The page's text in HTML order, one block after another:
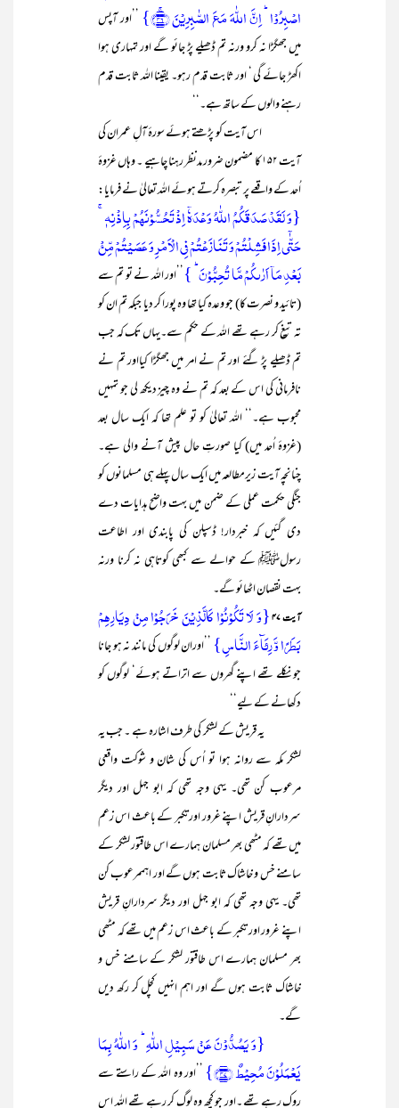
اصۡبِرُوۡا ؕ اِنَّ اللّٰہَ مَعَ الصّٰبِرِیۡنَ ﴿ۚ۴۶﴾}
’’اور آپس
میں جھگڑا نہ کرو ورنہ تم ڈھیلے پڑ جائو گے اور تمہاری ہوا
اکھڑ جائے گی ‘ اور ثابت قدم رہو۔ یقینا اللہ ثابت قدم
رہنے والوں کے ساتھ ہے۔‘‘
اس آیت کو پڑھتے ہوئے سورۂ آلِ عمران کی
آیت ۱۵۲ کا مضمون ضرور مدنظر رہنا چاہیے ۔ وہاں غزوۂ
اُحد کے واقعے پر تبصرہ کرتے ہوئے اللہ تعالیٰ نے فرمایا:
{وَ لَقَدۡ صَدَقَکُمُ اللّٰہُ وَعۡدَہٗۤ اِذۡ تَحُسُّوۡنَہُمۡ بِاِذۡنِہٖ ۚ
حَتّٰۤی اِذَا فَشِلۡتُمۡ وَ تَنَازَعۡتُمۡ فِی الۡاَمۡرِ وَ عَصَیۡتُمۡ مِّنۡۢ
بَعۡدِ مَاۤ اَرٰىکُمۡ مَّا تُحِبُّوۡنَ ؕ } ’’اور اللہ نے تو تم سے
(تائید و نصرت کا) جو وعدہ کیا تھا وہ پورا کر دیا جبکہ تم ان کو
تہ تیغ کر رہے تھے اللہ کے حکم سے۔یہاں تک کہ جب
تم ڈھیلے پڑ گئے اور تم نے امر میں جھگڑا کیااور تم نے
نافرمانی کی اس کے بعد کہ تم نے وہ چیز دیکھ لی جو تمہیں
محبوب ہے۔‘‘ اللہ تعالیٰ کو تو علم تھا کہ ایک سال بعد
(غزوۂ اُحد میں) کیا صورتِ حال پیش آنے والی ہے۔
چنانچہ آیت زیرمطالعہ میں ایک سال پہلے ہی مسلمانوں کو
جنگی حکمت عملی کے ضمن میں بہت واضح ہدایات دے
دی گئیں کہ خبردار! ڈسپلن کی پابندی اور اطاعت
رسولﷺ کے حوالے سے کبھی کوتاہی نہ کرنا ورنہ
بہت نقصان اٹھائو گے۔
آیت ۴۷
{وَ لَا تَکُوۡنُوۡا کَالَّذِیۡنَ خَرَجُوۡا مِنۡ دِیَارِہِمۡ
بَطَرًا وَّ رِئَآءَ النَّاسِ} ’’اوران لوگوں کی مانند نہ ہو جانا
جو نکلے تھے اپنے گھروں سے اتراتے ہوئے‘ لوگوں کو
دکھانے کے لیے‘‘
یہ قریش کے لشکر کی طرف اشارہ ہے ۔ جب یہ
لشکر مکہ سے روانہ ہوا تو اُس کی شان و شوکت واقعی
مرعوب کن تھی۔ یہی وجہ تھی کہ ابو جہل اور دیگر
سردارانِ قریش اپنے غرور اور تکبر کے باعث اس زعم
میں تھے کہ مٹھی بھر مسلمان ہمارے اس طاقتور لشکر کے
سامنے خس و خاشاک ثابت ہوں گے اور اہممرعوب کن
تھی۔ یہی وجہ تھی کہ ابو جہل اور دیگر سردارانِ قریش
اپنے غرور اور تکبر کے باعث اس زعم میں تھے کہ مٹھی
بھر مسلمان ہمارے اس طاقتور لشکر کے سامنے خس و
خاشاک ثابت ہوں گے اور اہم انہیں کچل کر رکھ دیں
گے۔
{وَ یَصُدُّوۡنَ عَنۡ سَبِیۡلِ اللّٰہِ ؕ وَ اللّٰہُ بِمَا
یَعۡمَلُوۡنَ مُحِیۡطٌ ﴿۴۷﴾}
’’اور وہ اللہ کے راستے سے
روک رہے تھے ۔اور جو کچھ وہ لوگ کر رہے تھے اللہ اس